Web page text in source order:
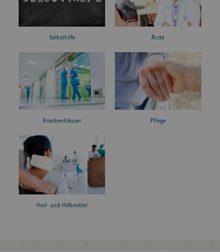
Selbsthilfe Ärzte
Krankenhäuser Pflege
Heil- und Hilfsmittel